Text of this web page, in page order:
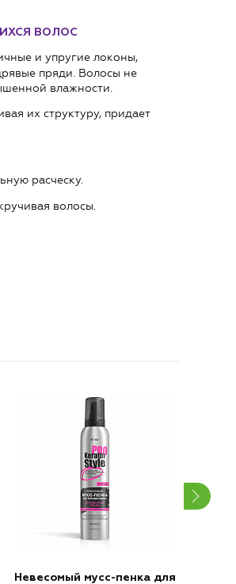
ВОЛОС
и упругие локоны,
пряди. Волосы не
влажности.
их структуру, придает
расческу.
волосы.
Невесомый мусс-пенка для